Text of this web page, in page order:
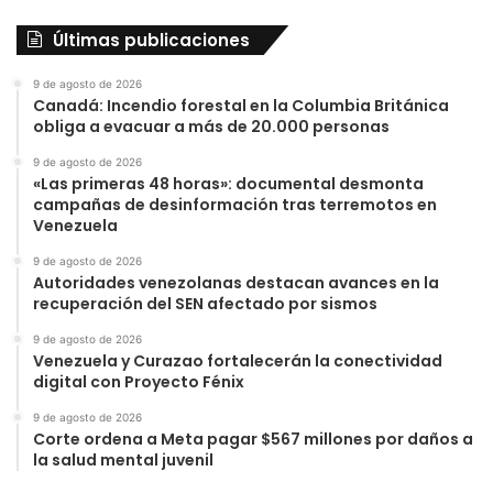
Últimas publicaciones
9 de agosto de 2026
Canadá: Incendio forestal en la Columbia Británica
obliga a evacuar a más de 20.000 personas
9 de agosto de 2026
«Las primeras 48 horas»: documental desmonta
campañas de desinformación tras terremotos en
Venezuela
9 de agosto de 2026
Autoridades venezolanas destacan avances en la
recuperación del SEN afectado por sismos
9 de agosto de 2026
Venezuela y Curazao fortalecerán la conectividad
digital con Proyecto Fénix
9 de agosto de 2026
Corte ordena a Meta pagar $567 millones por daños a
la salud mental juvenil